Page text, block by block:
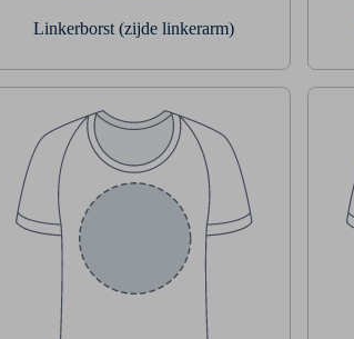
Linkerborst (zijde linkerarm)